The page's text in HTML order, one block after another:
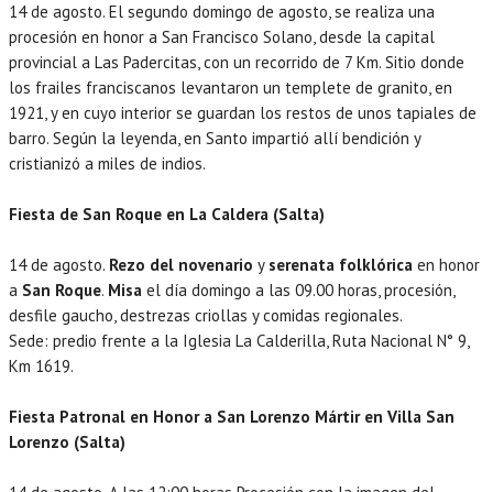
14 de agosto. El segundo domingo de agosto, se realiza una
procesión en honor a San Francisco Solano, desde la capital
provincial a Las Padercitas, con un recorrido de 7 Km. Sitio donde
los frailes franciscanos levantaron un templete de granito, en
1921, y en cuyo interior se guardan los restos de unos tapiales de
barro. Según la leyenda, en Santo impartió allí bendición y
cristianizó a miles de indios.
Fiesta de San Roque en La Caldera (Salta)
14 de agosto. Rezo del novenario y serenata folklórica en honor
a San Roque. Misa el día domingo a las 09.00 horas, procesión,
desfile gaucho, destrezas criollas y comidas regionales.
Sede: predio frente a la Iglesia La Calderilla, Ruta Nacional N° 9,
Km 1619.
Fiesta Patronal en Honor a San Lorenzo Mártir en Villa San
Lorenzo (Salta)